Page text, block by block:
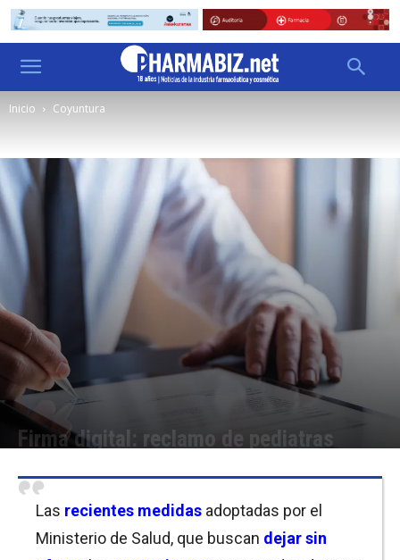
Inicio Coyuntura
Firma digital: reclamo de pediatras
Las recientes medidas adoptadas por el
Ministerio de Salud, que buscan dejar sin